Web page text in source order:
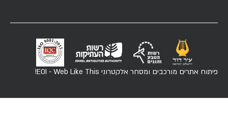
פיתוח אתרים מורכבים ומסחר אלקטרוני EOI - Web Like This!